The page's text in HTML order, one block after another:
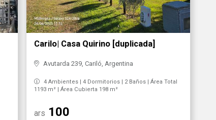
Carilo| Casa Quirino [duplicada]
Avutarda 239, Cariló, Argentina
4 Ambientes | 4 Dormitorios | 2 Baños | Área Total
1193 m² | Área Cubierta 198 m²
ars 100